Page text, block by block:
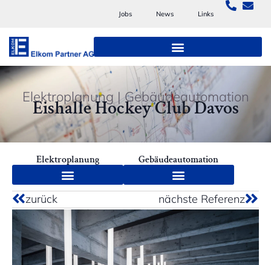
Jobs News Links
Elektroplanung|Gebäudeautomation
Eishalle Hockey Club Davos
Elektroplanung Gebäudeautomation
zurück nächste Referenz